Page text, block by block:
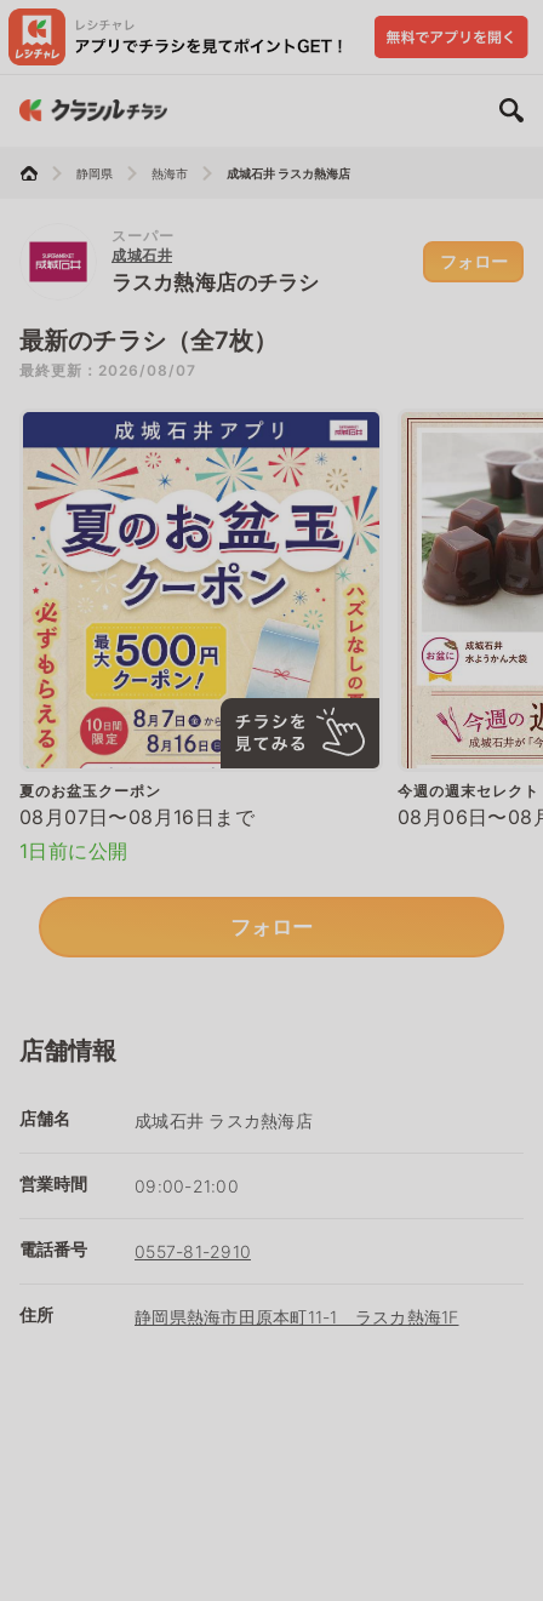
静岡県 熱海市 成城石井 ラスカ熱海店
スーパー
成城石井
ラスカ熱海店のチラシ
フォロー
最新のチラシ（全7枚）
最終更新：2026/08/07
夏のお盆玉クーポン
08月07日〜08月16日まで
1日前に公開
今週の週末セレクト
08月06日〜08
フォロー
店舗情報
店舗名 成城石井 ラスカ熱海店
営業時間 09:00-21:00
電話番号 0557-81-2910
住所 静岡県熱海市田原本町11-1 ラスカ熱海1F